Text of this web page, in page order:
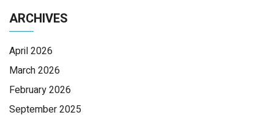
ARCHIVES
April 2026
March 2026
February 2026
September 2025